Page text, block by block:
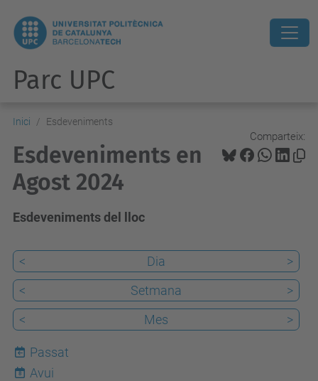
Parc UPC
Inici Esdeveniments
Comparteix:
Esdeveniments en
Agost 2024
Esdeveniments del lloc
< Dia
>
<
Setmana
>
<
Mes >
Passat
8
Avui